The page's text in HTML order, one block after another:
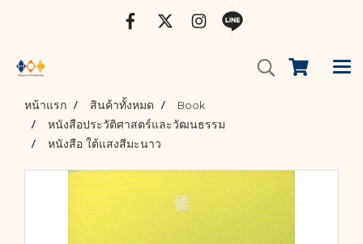
หน้าแรก สินค้าทั้งหมด
Book
หนังสือประวัติศาสตร์และวัฒนธรรม
หนังสือ ใต้แสงสีมะนาว